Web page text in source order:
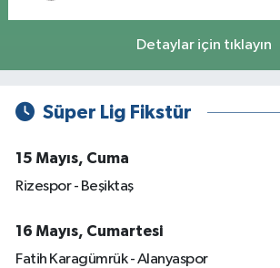
Detaylar için tıklayın
Süper Lig Fikstür
15 Mayıs, Cuma
Rizespor - Beşiktaş
16 Mayıs, Cumartesi
Fatih Karagümrük - Alanyaspor